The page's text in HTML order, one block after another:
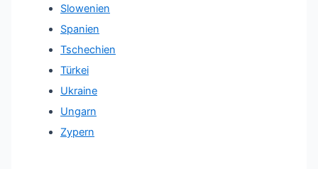
Slowenien
Spanien
Tschechien
Türkei
Ukraine
Ungarn
Zypern